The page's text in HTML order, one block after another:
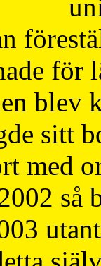
för
blev
sitt
med
så